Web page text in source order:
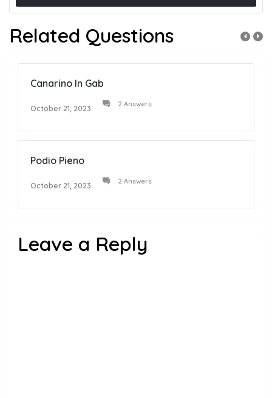
Related Questions
Canarino In Gab
October 21, 2023 2 Answers
Podio Pieno
October 21, 2023 2 Answers
Leave a Reply